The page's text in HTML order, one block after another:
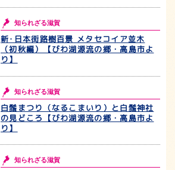
知られざる滋賀
新･日本街路樹百景 メタセコイア並木
（初秋編）【びわ湖源流の郷・高島市よ
り】
知られざる滋賀
白鬚まつり（なるこまいり）と白鬚神社
の見どころ【びわ湖源流の郷・高島市よ
り】
知られざる滋賀